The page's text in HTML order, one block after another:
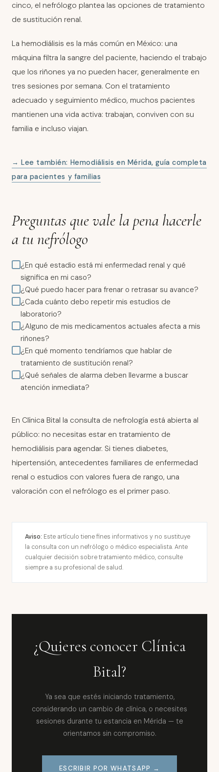
cinco, el nefrólogo plantea las opciones de tratamiento
de sustitución renal.
La hemodiálisis es la más común en México: una
máquina filtra la sangre del paciente, haciendo el trabajo
que los riñones ya no pueden hacer, generalmente en
tres sesiones por semana. Con el tratamiento
adecuado y seguimiento médico, muchos pacientes
mantienen una vida activa: trabajan, conviven con su
familia e incluso viajan.
→ Lee también: Hemodiálisis en Mérida, guía completa
para pacientes y familias
Preguntas que vale la pena hacerle
a tu nefrólogo
¿En qué estadio está mi enfermedad renal y qué
significa en mi caso?
¿Qué puedo hacer para frenar o retrasar su avance?
¿Cada cuánto debo repetir mis estudios de
laboratorio?
¿Alguno de mis medicamentos actuales afecta a mis
riñones?
¿En qué momento tendríamos que hablar de
tratamiento de sustitución renal?
¿Qué señales de alarma deben llevarme a buscar
atención inmediata?
En Clínica Bital la consulta de nefrología está abierta al
público: no necesitas estar en tratamiento de
hemodiálisis para agendar. Si tienes diabetes,
hipertensión, antecedentes familiares de enfermedad
renal o estudios con valores fuera de rango, una
valoración con el nefrólogo es el primer paso.
Aviso: Este artículo tiene fines informativos y no sustituye
la consulta con un nefrólogo o médico especialista. Ante
cualquier decisión sobre tratamiento médico, consulte
siempre a su profesional de salud.
¿Quieres conocer Clínica
Bital?
Ya sea que estés iniciando tratamiento,
considerando un cambio de clínica, o necesites
sesiones durante tu estancia en Mérida — te
orientamos sin compromiso.
ESCRIBIR POR WHATSAPP →